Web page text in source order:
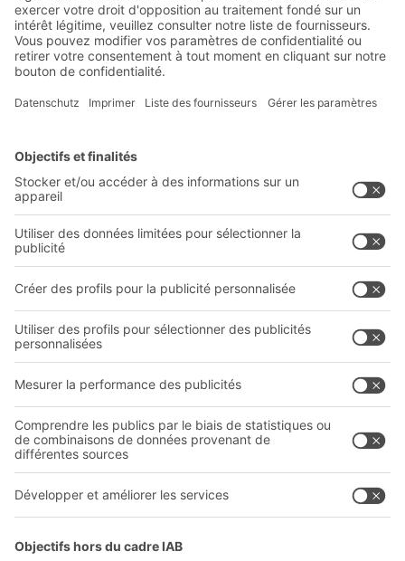
Réductions exclusives
Innovations
S'inscrire à la newsletter
Solutions BITO
Solutions intralogistiques
Bacs en matière plastique
Systèmes de rayonnages
Prestations de service
LE PRO DU STOCKAGE
Entreprise
Qui sommes-nous ?
Sites internationaux
Sites de production
Follow us
ABIT O
YOUR LIFE.